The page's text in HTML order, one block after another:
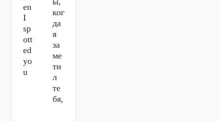
en
I
sp
ott
ed
yo
u
ког
да
я
за
ме
ти
л
те
бя,